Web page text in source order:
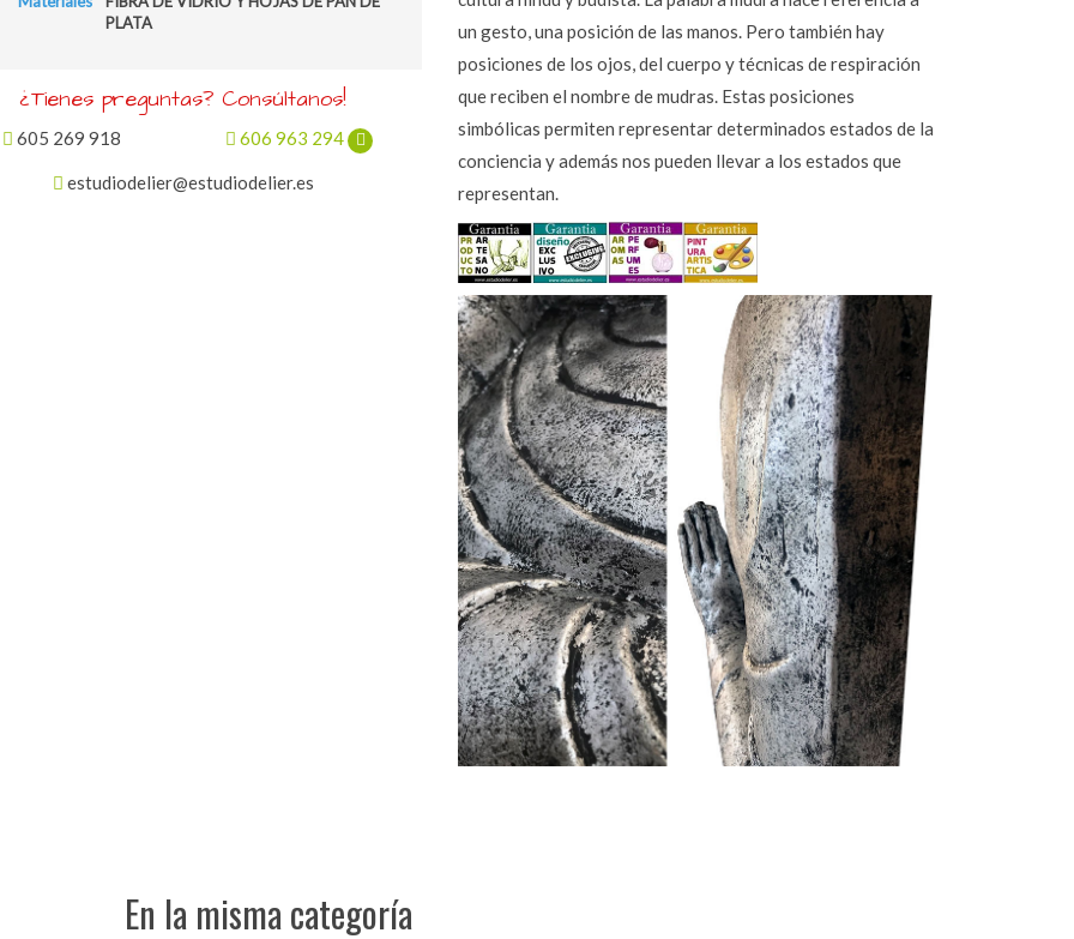
PLATA
¿Tienes preguntas? Consúltanos!
605 269 918 606 963 294
estudiodelier@estudiodelier.es
un gesto, una posición de las manos. Pero también hay
posiciones de los ojos, del cuerpo y técnicas de respiración
que reciben el nombre de mudras. Estas posiciones
simbólicas permiten representar determinados estados de la
conciencia y además nos pueden llevar a los estados que
representan.
En la misma categoría